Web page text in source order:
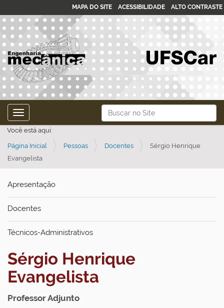
Busca
Busca Avançada…
MAPA DO SITE ACESSIBILIDADE ALTO CONTRASTE
Toggle navigation
Você está aqui:
Página Inicial Pessoas Docentes
Sérgio Henrique
Evangelista
Apresentação
Docentes
Técnicos-Administrativos
Sérgio Henrique
Evangelista
Professor Adjunto